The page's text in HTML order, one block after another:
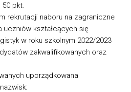
50 pkt.
rekrutacji naboru na zagraniczne
uczniów kształcących się
w roku szkolnym 2022/2023
zakwalifikowanych oraz
uporządkowana